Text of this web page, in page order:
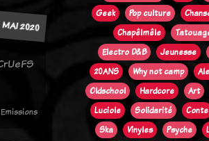
2020
Emissions
Geek
Pop culture
Chapêlmêle
Electro D&B
Jeunesse
20ANS
Why not camp
Oldschool
Hardcore Art
Luciole
Solidarité Conte
Ska
Vinyles Psyche